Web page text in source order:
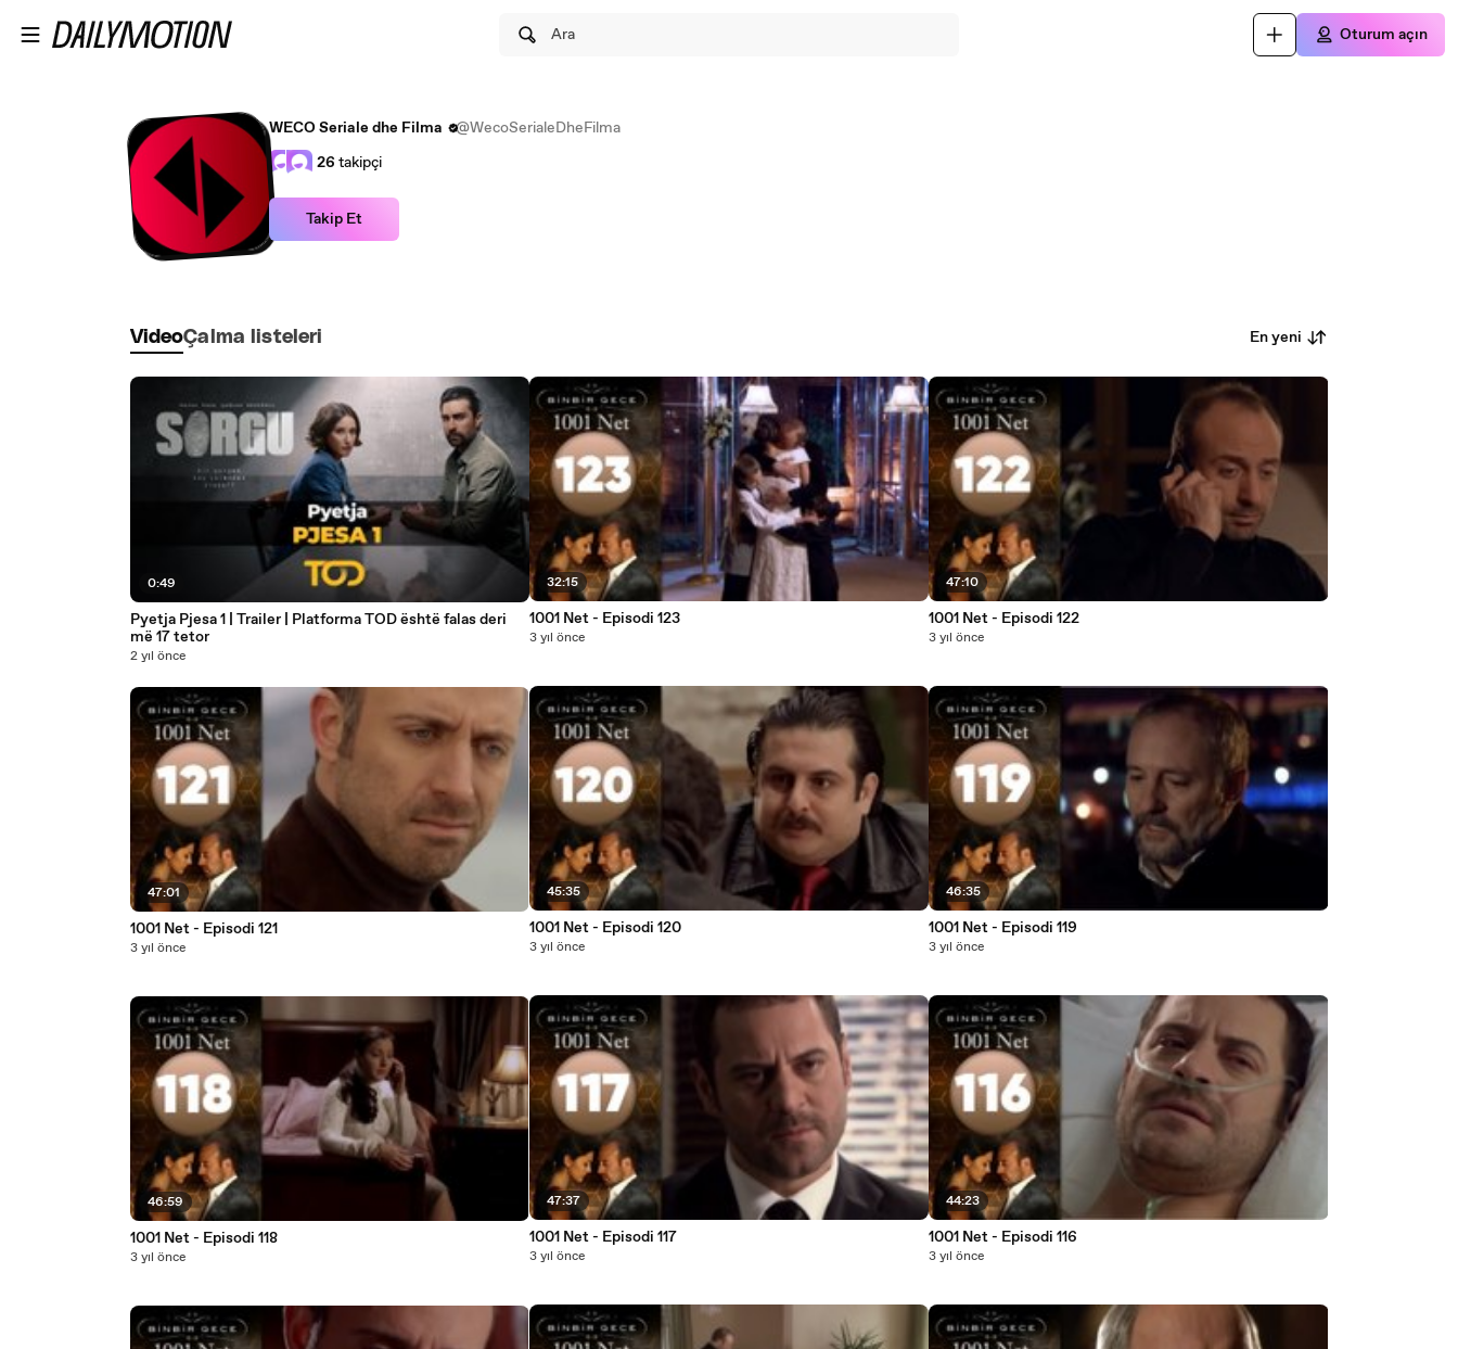
Ara Oturum açın
WECO Seriale dhe Filma
@WecoSerialeDheFilma
26 takipçi
Takip Et
VideoÇalma listeleri En yeni
0:49
Pyetja Pjesa 1 | Trailer | Platforma TOD është falas deri
më 17 tetor
2 yıl önce
47:01
1001 Net - Episodi 121
3 yıl önce
46:59
1001 Net - Episodi 118
3 yıl önce
32:15
1001 Net - Episodi 123
3 yıl önce
45:35
1001 Net - Episodi 120
3 yıl önce
47:37
1001 Net - Episodi 117
3 yıl önce
47:10
1001 Net - Episodi 122
3 yıl önce
46:35
1001 Net - Episodi 119
3 yıl önce
44:23
1001 Net - Episodi 116
3 yıl önce